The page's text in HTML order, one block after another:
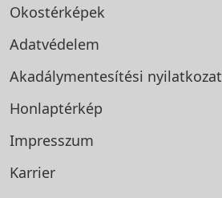
Okostérképek
Adatvédelem
Akadálymentesítési nyilatkozat
Honlaptérkép
Impresszum
Karrier